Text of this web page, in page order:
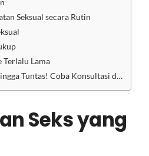
Seksual secara Rutin
Terlalu Lama
Coba Konsultasi di Klinik Utama Sentosa
Seks yang